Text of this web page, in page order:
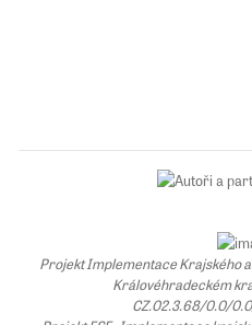
Projekt Implementace Krajského
Královéhradeckém
CZ.02.3.68/0.0/